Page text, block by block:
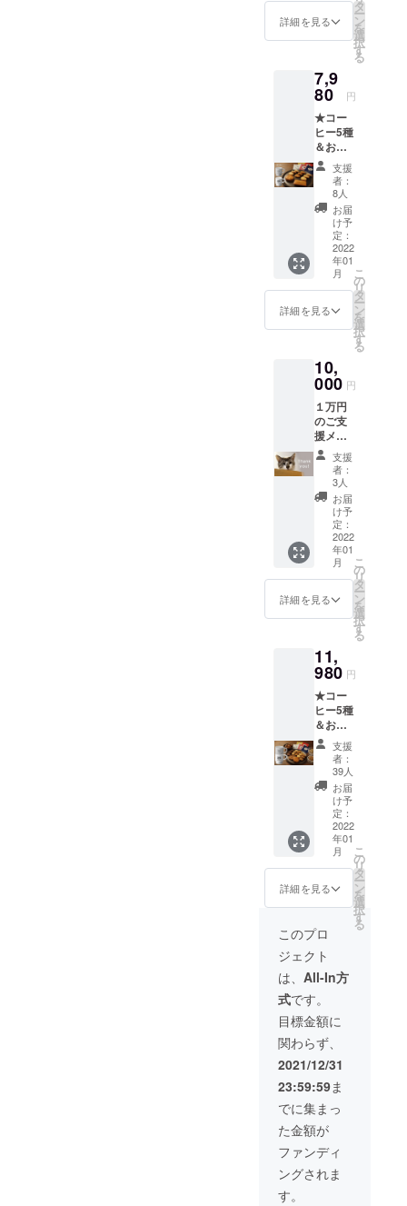
していま
す。ぜひ遊
びに来てく
本CFに掲載
されている
すべての内
は、ティア
ハイム小学
校に帰属ま
たは著作権
者より許諾
していま
す。本CFの
掲載内容の
一部および
すべてにつ
いて、無断
で複製、転
載、送信、
布、貸与、
翻訳、変造
することは
禁止致しま
グ（グ
アテマ
琲バッ
グ（コ
ロンビ
ア）１
つ ・
クッ
キー
（プ
レー
ン）3枚
・クッ
キー
（チョ
コ）3枚
・ガ
レット
ブルト
タッキ
ングマ
プ１個
色：
ホワイ
ト サ
イズ：
口径
79mm×
高さ
93mm
容
量：約
290mL
【コー
ヒー詳
者より
よりす
品質の
いい
コー
ヒー豆
を選
び、豆
の個性
が引き
立つよ
う丁寧
に焙煎
してい
名称：
レギュ
コー
ヒー
（粉）
袋サイ
9.6cm×
11.8cm
内容
量：8g
挽き
方：中
挽き 保
存方
法：高
温多湿
を避け
開封後
はでき
詳細を見る
タ
ー
ン
を
選
択
す
る
7,9
80 円
★コー
ヒー5種
＆おや
つ
+カップ
1つ（柄
が選べ
る） ・
珈琲
バッグ
（コス
タリ
カ）１
つ ・珈
琲バッ
ラ）１
つ ・珈
琲バッ
グ（コ
ロンビ
ア）１
つ ・珈
琲バッ
グ（エ
チオピ
アM）
１つ ・
珈琲
バッグ
（エチ
オピア
FC）１
（プ
レー
枚 ・
クッ
キー
（チョ
コ）３
枚 ・
クッ
キー
（マカ
ダミ
ア）３
枚 ・ク
ロッカ
ン１つ
ブルト
つ ・
フィナ
１つ ・
選べる
カップ
１つ
（ロイ
つば
君）
イ君
（ホワ
よつば
支援
者：
8人
お届
け予
定：
2022
年01
月
詳細を見る
こ
の
リ
タ
ー
ン
を
選
択
す
る
10,
000 円
１万円
のご支
援メ
ニュー
。 リ
ターン
には
ティア
ハイム
小学校
の猫た
ちの写
真を
使った
カード
礼の
メール
をお送
りさせ
ていた
だきま
す
支援
者：
3人
お届
け予
定：
2022
年01
月
詳細を見る
こ
の
リ
タ
ー
ン
を
選
択
す
る
11,
980 円
★コー
ヒー5種
＆おや
ついっ
ぱい
+ロイ君
よつば
君ペア
カップ
・珈琲
バッグ
（コス
タリ
カ）１
つ ・珈
グ（グ
アテマ
ラ）１
つ ・珈
琲バッ
グ（コ
ロンビ
ア）１
つ ・珈
琲バッ
グ（エ
チオピ
アM）
１つ ・
珈琲
バッグ
（エチ
オピア
支援
者：
39人
お届
け予
定：
2022
年01
月
詳細を見る
こ
の
リ
タ
ー
ン
を
選
択
す
る
このプロ
ジェクト
は、 All-In方
式です。
目標金額に
関わらず、
2021/12/31
23:59:59ま
でに集まっ
た金額が
ファンディ
ングされま
す。